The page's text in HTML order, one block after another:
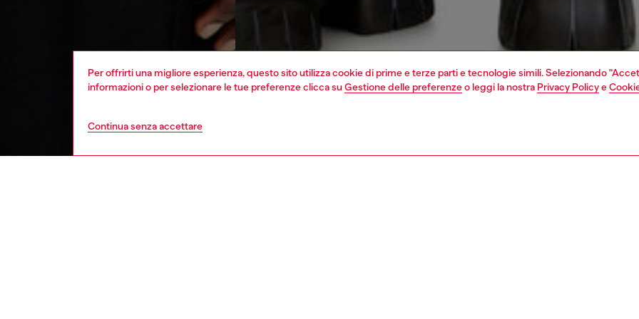
Per offrirti una migliore esperienza, questo sito utilizza cookie di prime e terze parti e tecnologie simili. Selezionando
informazioni o per selezionare le tue preferenze clicca su Gestione delle preferenzeo leggi la nostra Privacy Policye
Continua senza accettare